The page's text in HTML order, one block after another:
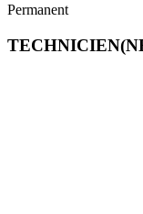
Permanent